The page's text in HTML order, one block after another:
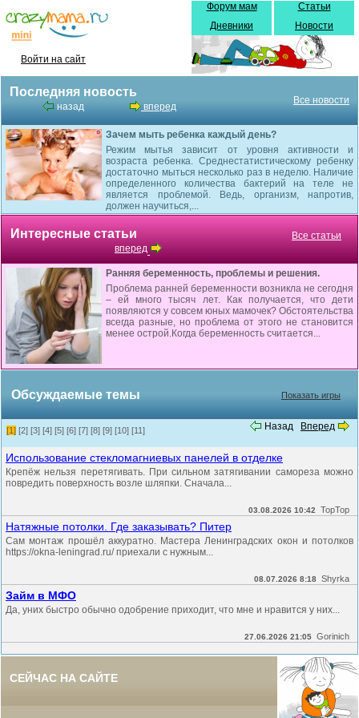
Войти на сайт
Форум мам
Дневники
Статьи
Новости
Последняя новость
назад вперед
Все новости
Зачем мыть ребенка каждый день?
Режим мытья зависит от уровня активности и
возраста ребенка. Среднестатистическому ребенку
достаточно мыться несколько раз в неделю. Наличие
определенного количества бактерий на теле не
является проблемой. Ведь, организм, напротив,
должен научиться,...
Интересные статьи
вперед
Все статьи
Ранняя беременность, проблемы и решения.
Проблема ранней беременности возникла не сегодня
– ей много тысяч лет. Как получается, что дети
появляются у совсем юных мамочек? Обстоятельства
всегда разные, но проблема от этого не становится
менее острой.Когда беременность считается...
Обсуждаемые темы Показать игры
Назад Вперед
[1] [2] [3] [4] [5] [6] [7] [8] [9] [10] [11]
Использование стекломагниевых панелей в отделке
Крепёж нельзя перетягивать. При сильном затягивании самореза можно
повредить поверхность возле шляпки. Сначала...
03.08.2026 10:42 TopTop
Натяжные потолки. Где заказывать? Питер
Сам монтаж прошёл аккуратно. Мастера Ленинградских окон и потолков
https://okna-leningrad.ru/ приехали с нужным...
08.07.2026 8:18 Shyrka
Займ в МФО
Да, уних быстро обычно одобрение приходит, что мне и нравится у них...
27.06.2026 21:05 Gorinich
СЕЙЧАС НА САЙТЕ